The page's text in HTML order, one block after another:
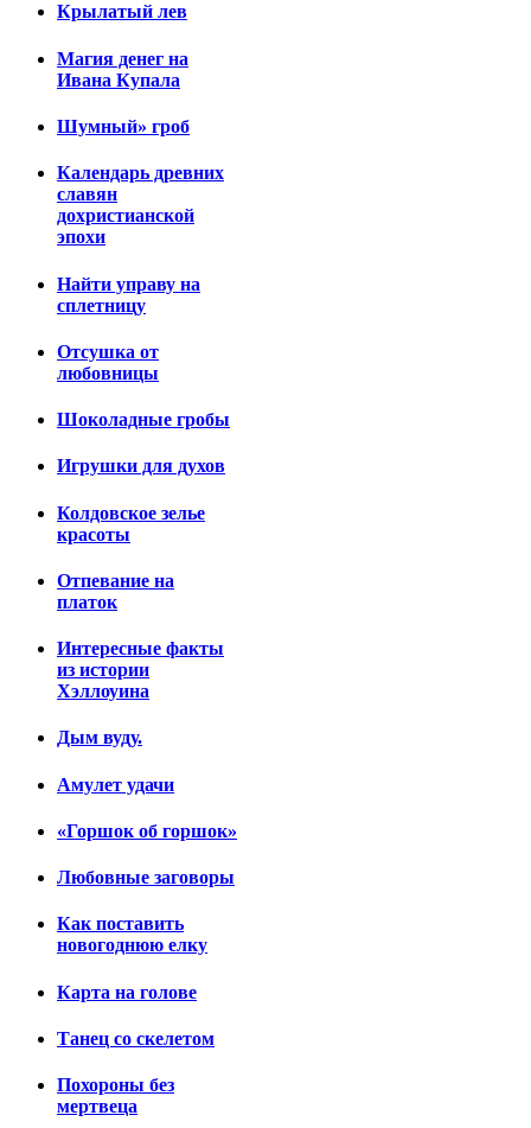
Крылатый лев
Магия денег на
Ивана Купала
Шумный» гроб
Календарь древних
славян
дохристианской
эпохи
Найти управу на
сплетницу
Отсушка от
любовницы
Шоколадные гробы
Игрушки для духов
Колдовское зелье
красоты
Отпевание на
платок
Интересные факты
из истории
Хэллоуина
Дым вуду.
Амулет удачи
«Горшок об горшок»
Любовные заговоры
Как поставить
новогоднюю елку
Карта на голове
Танец со скелетом
Похороны без
мертвеца